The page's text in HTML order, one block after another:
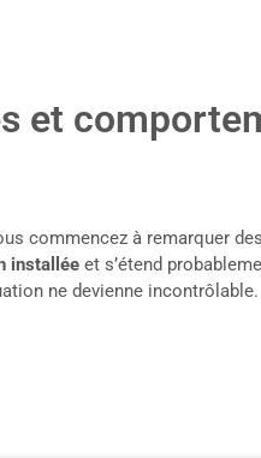
et
commencez à remarquer
installée et s’étend
ne devienne incontrôlable.